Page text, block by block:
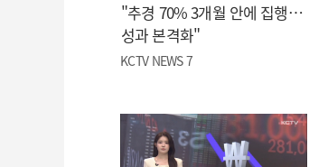
"추경 70% 3개월 안에 집행…
성과 본격화"
KCTV NEWS 7